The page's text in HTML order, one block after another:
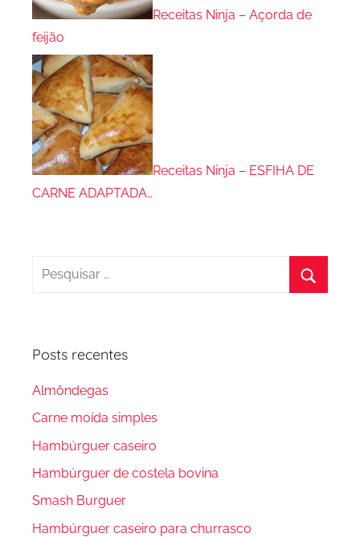
Receitas Ninja – Açorda de
feijão
Receitas Ninja – ESFIHA DE
CARNE ADAPTADA…
Pesquisar
Posts recentes
Almôndegas
Carne moída simples
Hambúrguer caseiro
Hambúrguer de costela bovina
Smash Burguer
Hambúrguer caseiro para churrasco